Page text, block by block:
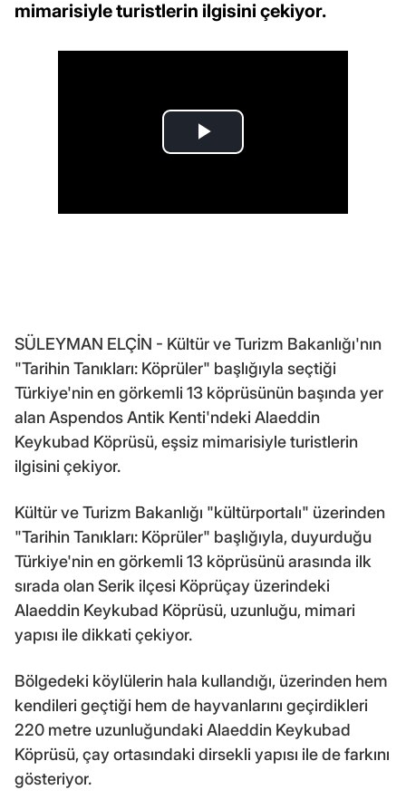
mimarisiyle turistlerin ilgisini çekiyor.
SÜLEYMAN ELÇİN - Kültür ve Turizm Bakanlığı'nın
"Tarihin Tanıkları: Köprüler" başlığıyla seçtiği
Türkiye'nin en görkemli 13 köprüsünün başında yer
alan Aspendos Antik Kenti'ndeki Alaeddin
Keykubad Köprüsü, eşsiz mimarisiyle turistlerin
ilgisini çekiyor.
Kültür ve Turizm Bakanlığı "kültürportalı" üzerinden
"Tarihin Tanıkları: Köprüler" başlığıyla, duyurduğu
Türkiye'nin en görkemli 13 köprüsünü arasında ilk
sırada olan Serik ilçesi Köprüçay üzerindeki
Alaeddin Keykubad Köprüsü, uzunluğu, mimari
yapısı ile dikkati çekiyor.
Bölgedeki köylülerin hala kullandığı, üzerinden hem
kendileri geçtiği hem de hayvanlarını geçirdikleri
220 metre uzunluğundaki Alaeddin Keykubad
Köprüsü, çay ortasındaki dirsekli yapısı ile de farkını
gösteriyor.